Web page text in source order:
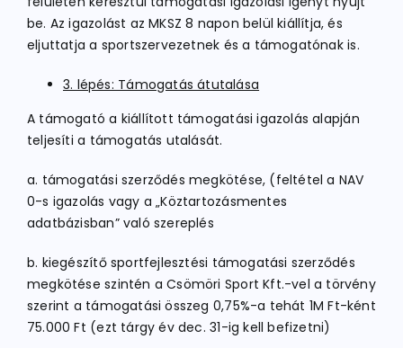
be. Az igazolást az MKSZ 8 napon belül kiállítja, és
eljuttatja a sportszervezetnek és a támogatónak is.
3. lépés: Támogatás átutalása
A támogató a kiállított támogatási igazolás alapján
teljesíti a támogatás utalását.
a. támogatási szerződés megkötése, (feltétel a NAV
0-s igazolás vagy a „Köztartozásmentes
adatbázisban” való szereplés
b. kiegészítő sportfejlesztési támogatási szerződés
megkötése szintén a Csömöri Sport Kft.-vel a törvény
szerint a támogatási összeg 0,75%-a tehát 1M Ft-ként
75.000 Ft (ezt tárgy év dec. 31-ig kell befizetni)